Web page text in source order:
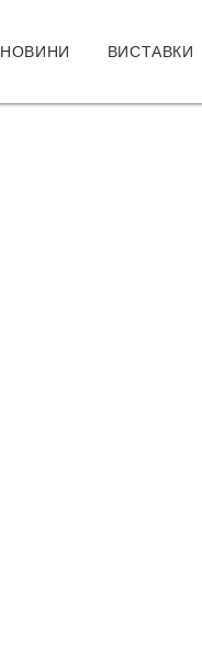
НОВИНИ ВИСТАВКИ